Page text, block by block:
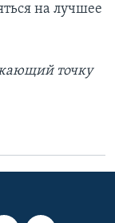
на лучшее
точку